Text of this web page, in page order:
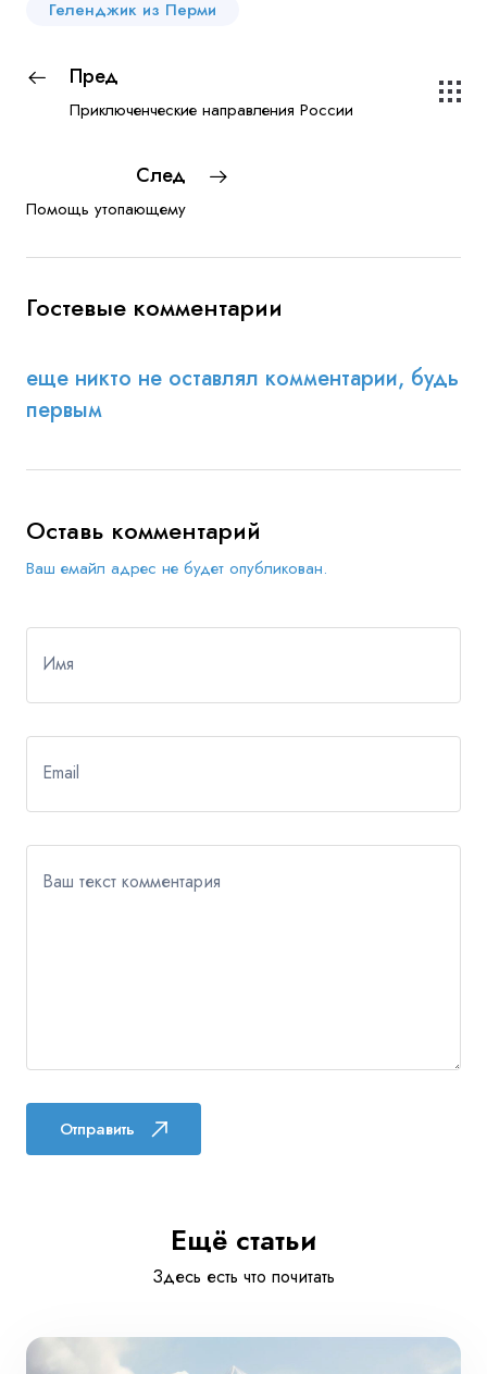
Геленджик из Перми
Пред
Приключенческие направления России
След
Помощь утопающему
Гостевые комментарии
еще никто не оставлял комментарии, будь
первым
Оставь комментарий
Ваш емайл адрес не будет опубликован.
Имя
Email
Ваш текст комментария
Отправить
Ещё статьи
Здесь есть что почитать